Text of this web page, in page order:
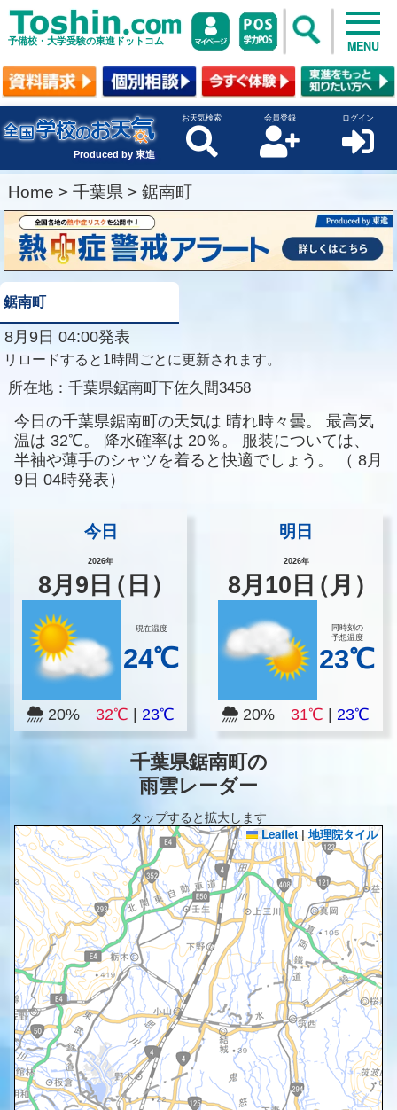
予備校・大学受験の東進ドットコム MENU
Produced by 東進
お天気検索 会員登録 ログイン
Home > 千葉県 > 鋸南町
鋸南町
8月9日 04:00発表
リロードすると1時間ごとに更新されます。
所在地： 千葉県鋸南町下佐久間3458
今日の千葉県鋸南町の天気は 晴れ時々曇。
最高気
温は 32℃。 降水確率は 20％。
服装については、
半袖や薄手のシャツを着ると快適でしょう。
（ 8月
9日 04時発表）
今日
2026年
8月 9 日（日）
現在温度
24℃
20% 32℃ 23℃
明日
2026年
8月 10 日（月）
同時刻の
予想温度
23℃
20%31℃ |23℃
千葉県鋸南町の
雨雲レーダー
タップすると拡大します
Leaflet | 地理院タイル